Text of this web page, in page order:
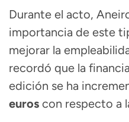
Durante el acto,
importancia de este
mejorar la
recordó que la
edición se ha
euros con respecto a